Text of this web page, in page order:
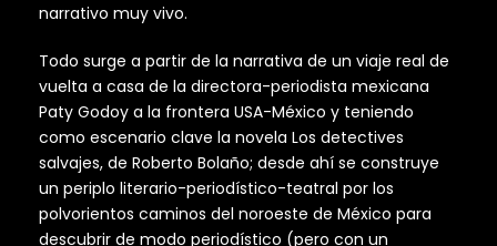
narrativo muy vivo.
Todo surge a partir de la narrativa de un viaje real de
vuelta a casa de la directora-periodista mexicana
Paty Godoy a la frontera USA-México y teniendo
como escenario clave la novela Los detectives
salvajes, de Roberto Bolaño; desde ahí se construye
un periplo literario-periodístico-teatral por los
polvorientos caminos del noroeste de México para
descubrir de modo periodístico (pero con un